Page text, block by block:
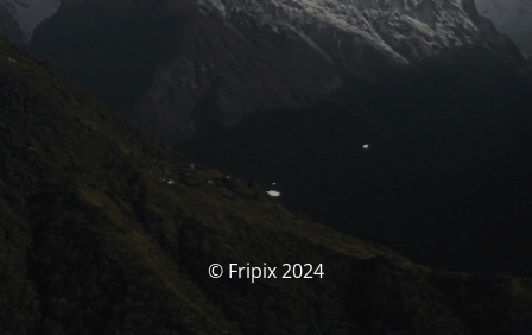
© Fripix 2024